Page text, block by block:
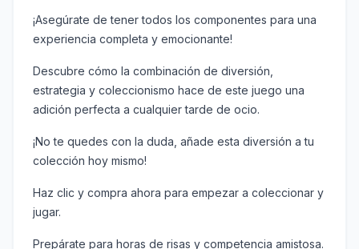
¡Asegúrate de tener todos los componentes para una
experiencia completa y emocionante!
Descubre cómo la combinación de diversión,
estrategia y coleccionismo hace de este juego una
adición perfecta a cualquier tarde de ocio.
¡No te quedes con la duda, añade esta diversión a tu
colección hoy mismo!
Haz clic y compra ahora para empezar a coleccionar y
jugar.
Prepárate para horas de risas y competencia amistosa.